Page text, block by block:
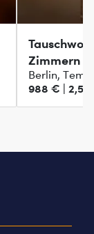
Zimmern
Berlin,
988 € | 2,5